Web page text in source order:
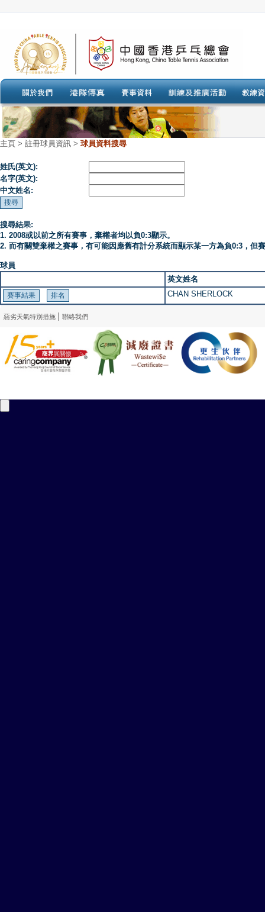
主頁 > 註冊球員資訊 > 球員資料搜尋
姓氏(英文):
名字(英文):
中文姓名:
搜尋結果:
1. 2008或以前之所有賽事，棄權者均以負0:3顯示。
2. 而有關雙棄權之賽事，有可能因應舊有計分系統而顯示某一方為負0:3，但
球員
英文姓名
CHAN SHERLOCK